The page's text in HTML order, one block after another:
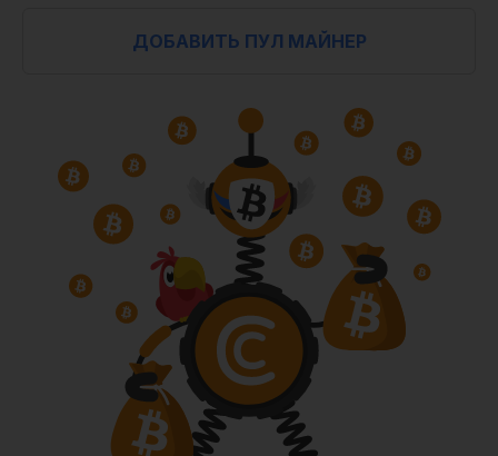
ДОБАВИТЬ ПУЛ МАЙНЕР